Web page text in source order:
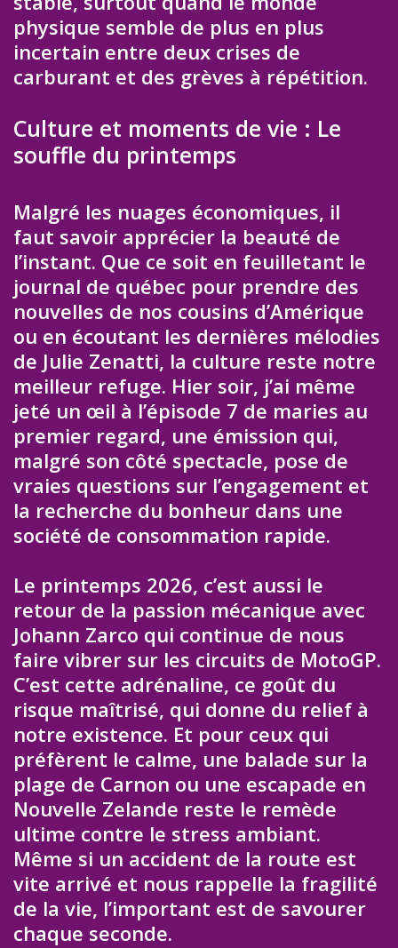
physique semble de plus en plus
incertain entre deux crises de
carburant et des grèves à répétition.
Culture et moments de vie : Le
souffle du printemps
Malgré les nuages économiques, il
faut savoir apprécier la beauté de
l’instant. Que ce soit en feuilletant le
journal de québec pour prendre des
nouvelles de nos cousins d’Amérique
ou en écoutant les dernières mélodies
de Julie Zenatti, la culture reste notre
meilleur refuge. Hier soir, j’ai même
jeté un œil à l’épisode 7 de maries au
premier regard, une émission qui,
malgré son côté spectacle, pose de
vraies questions sur l’engagement et
la recherche du bonheur dans une
société de consommation rapide.
Le printemps 2026, c’est aussi le
retour de la passion mécanique avec
Johann Zarco qui continue de nous
faire vibrer sur les circuits de MotoGP.
C’est cette adrénaline, ce goût du
risque maîtrisé, qui donne du relief à
notre existence. Et pour ceux qui
préfèrent le calme, une balade sur la
plage de Carnon ou une escapade en
Nouvelle Zelande reste le remède
ultime contre le stress ambiant.
Même si un accident de la route est
vite arrivé et nous rappelle la fragilité
de la vie, l’important est de savourer
chaque seconde.